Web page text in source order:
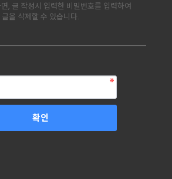
, 글 작성시 입력한 비밀번호를 입력하여
글을 삭제할 수 있습니다.